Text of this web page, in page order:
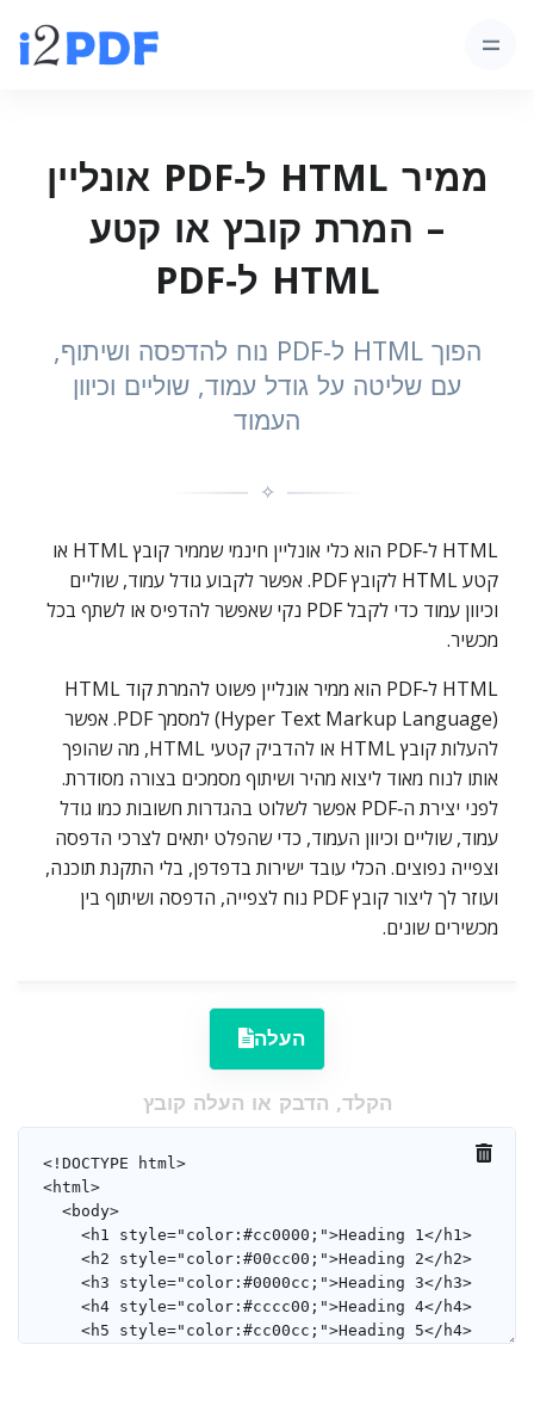
ממיר HTML ל‑PDF אונליין
– המרת קובץ או קטע
HTML ל‑PDF
הפוך HTML ל‑PDF נוח להדפסה ושיתוף,
עם שליטה על גודל עמוד, שוליים וכיוון
העמוד
✧
HTML ל‑PDF הוא כלי אונליין חינמי שממיר קובץ HTML או
קטע HTML לקובץ PDF. אפשר לקבוע גודל עמוד, שוליים
וכיוון עמוד כדי לקבל PDF נקי שאפשר להדפיס או לשתף בכל
מכשיר.
HTML ל‑PDF הוא ממיר אונליין פשוט להמרת קוד HTML
‏(Hyper Text Markup Language) למסמך PDF. אפשר
להעלות קובץ HTML או להדביק קטעי HTML, מה שהופך
אותו לנוח מאוד ליצוא מהיר ושיתוף מסמכים בצורה מסודרת.
לפני יצירת ה‑PDF אפשר לשלוט בהגדרות חשובות כמו גודל
עמוד, שוליים וכיוון העמוד, כדי שהפלט יתאים לצרכי הדפסה
וצפייה נפוצים. הכלי עובד ישירות בדפדפן, בלי התקנת תוכנה,
ועוזר לך ליצור קובץ PDF נוח לצפייה, הדפסה ושיתוף בין
מכשירים שונים.
העלה
הקלד, הדבק או העלה קובץ